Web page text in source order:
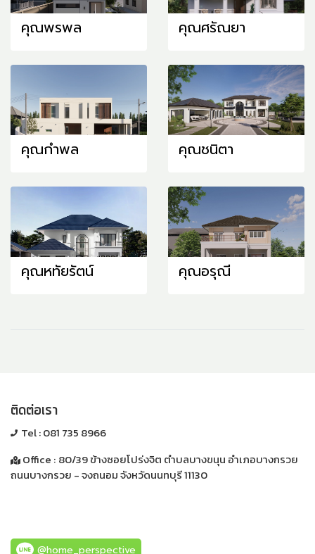
คุณพรพล คุณศรัณยา
คุณกำพล คุณชนิตา
คุณหทัยรัตน์ คุณอรุณี
ติดต่อเรา
Tel :081 735 8966
Office : 80/39 ข้างซอยโปร่งจิต ตำบลบางขนุน อำเภอบางกรวย
ถนนบางกรวย - จงถนอมจังหวัดนนทบุรี 11130
@home_perspective